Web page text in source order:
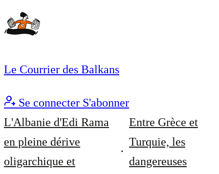
Le Courrier des Balkans
Se connecter S'abonner
L'Albanie d'Edi Rama
en pleine dérive
oligarchique et
Entre Grèce et
Turquie, les
dangereuses